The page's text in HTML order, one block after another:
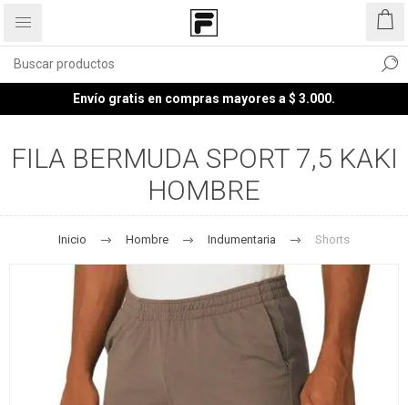
Envío gratis en compras mayores a $ 3.000.
FILA BERMUDA SPORT 7,5 KAKI
HOMBRE
Inicio Hombre Indumentaria Shorts